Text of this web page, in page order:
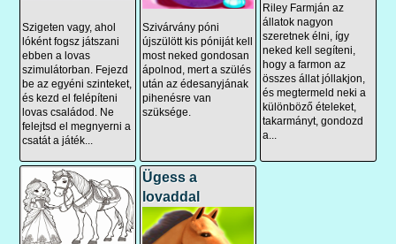
Szigeten vagy, ahol
lóként fogsz játszani
ebben a lovas
szimulátorban. Fejezd
be az egyéni szinteket,
és kezd el felépíteni
lovas családod. Ne
felejtsd el megnyerni a
csatát a játék...
Szivárvány póni
újszülött kis póniját kell
most neked gondosan
ápolnod, mert a szülés
után az édesanyjának
pihenésre van
szüksége.
Riley Farmján az
állatok nagyon
szeretnek élni, így
neked kell segíteni,
hogy a farmon az
összes állat jóllakjon,
és megtermeld neki a
különböző ételeket,
takarmányt, gondozd
a...
Ügess a
lovaddal